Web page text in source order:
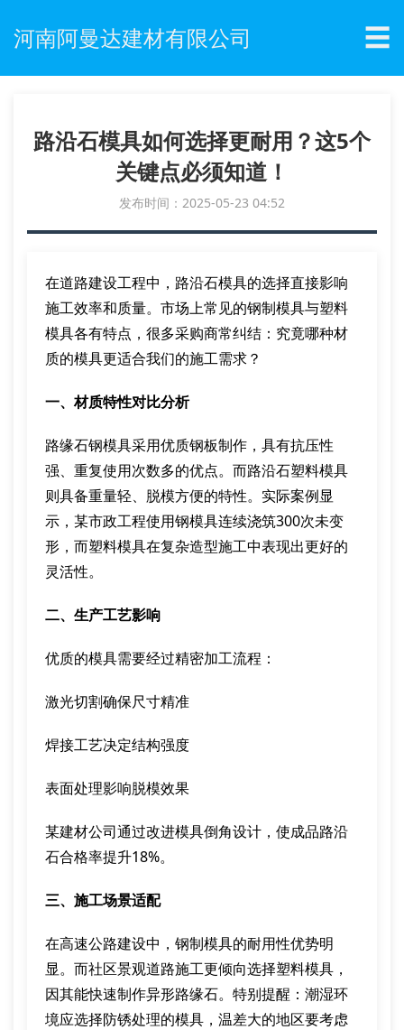
河南阿曼达建材有限公司 ☰
路沿石模具如何选择更耐用？这5个
关键点必须知道！
发布时间：2025-05-23 04:52
在道路建设工程中，路沿石模具的选择直接影响
施工效率和质量。市场上常见的钢制模具与塑料
模具各有特点，很多采购商常纠结：究竟哪种材
质的模具更适合我们的施工需求？
一、材质特性对比分析
路缘石钢模具采用优质钢板制作，具有抗压性
强、重复使用次数多的优点。而路沿石塑料模具
则具备重量轻、脱模方便的特性。实际案例显
示，某市政工程使用钢模具连续浇筑300次未变
形，而塑料模具在复杂造型施工中表现出更好的
灵活性。
二、生产工艺影响
优质的模具需要经过精密加工流程：
激光切割确保尺寸精准
焊接工艺决定结构强度
表面处理影响脱模效果
某建材公司通过改进模具倒角设计，使成品路沿
石合格率提升18%。
三、施工场景适配
在高速公路建设中，钢制模具的耐用性优势明
显。而社区景观道路施工更倾向选择塑料模具，
因其能快速制作异形路缘石。特别提醒：潮湿环
境应选择防锈处理的模具，温差大的地区要考虑